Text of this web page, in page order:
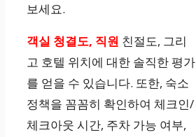
보세요.
객실 청결도, 직원 친절도, 그리
고 호텔 위치에 대한 솔직한 평가
를 얻을 수 있습니다. 또한, 숙소
정책을 꼼꼼히 확인하여 체크인/
체크아웃 시간, 주차 가능 여부,